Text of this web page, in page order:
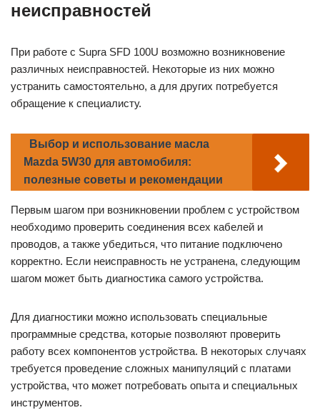
неисправностей
При работе с Supra SFD 100U возможно возникновение
различных неисправностей. Некоторые из них можно
устранить самостоятельно, а для других потребуется
обращение к специалисту.
Выбор и использование масла
Mazda 5W30 для автомобиля:
полезные советы и рекомендации
Первым шагом при возникновении проблем с устройством
необходимо проверить соединения всех кабелей и
проводов, а также убедиться, что питание подключено
корректно. Если неисправность не устранена, следующим
шагом может быть диагностика самого устройства.
Для диагностики можно использовать специальные
программные средства, которые позволяют проверить
работу всех компонентов устройства. В некоторых случаях
требуется проведение сложных манипуляций с платами
устройства, что может потребовать опыта и специальных
инструментов.